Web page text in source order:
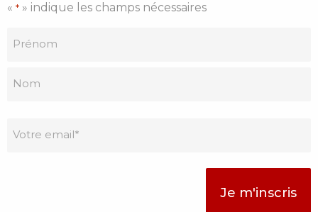
« * » indique les champs nécessaires
m'inscris
la
Email